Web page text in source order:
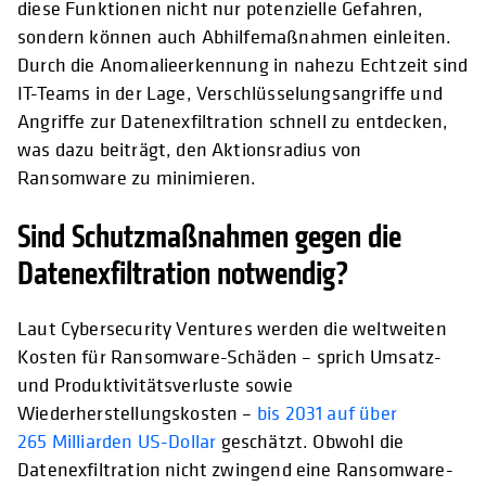
diese Funktionen nicht nur potenzielle Gefahren,
sondern können auch Abhilfemaßnahmen einleiten.
Durch die Anomalieerkennung in nahezu Echtzeit sind
IT-Teams in der Lage, Verschlüsselungsangriffe und
Angriffe zur Datenexfiltration schnell zu entdecken,
was dazu beiträgt, den Aktionsradius von
Ransomware zu minimieren.
Sind Schutzmaßnahmen gegen die
Datenexfiltration notwendig?
Laut Cybersecurity Ventures werden die weltweiten
Kosten für Ransomware-Schäden – sprich Umsatz-
und Produktivitätsverluste sowie
Wiederherstellungskosten – bis 2031 auf über
265 Milliarden US-Dollar geschätzt. Obwohl die
Datenexfiltration nicht zwingend eine Ransomware-